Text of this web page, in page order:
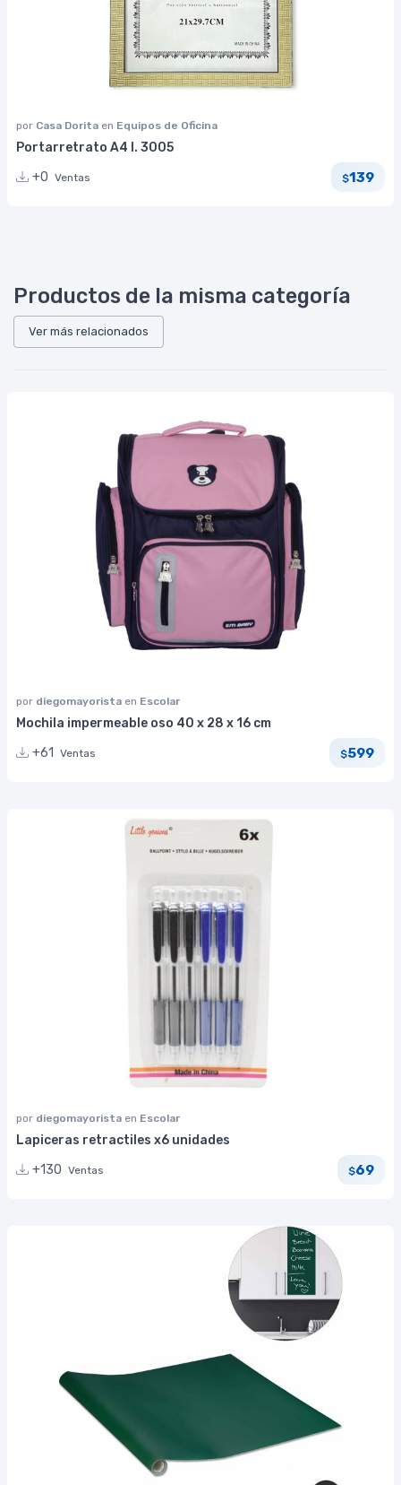
por Casa Dorita en Equipos de Oficina
Portarretrato A4 I. 3005
+0 Ventas $139
Productos de la misma categoría
Ver más relacionados
por diegomayorista en Escolar
Mochila impermeable oso 40 x 28 x 16 cm
+61
Ventas $599
por diegomayorista en Escolar
Lapiceras retractiles x6 unidades
+130 Ventas $69